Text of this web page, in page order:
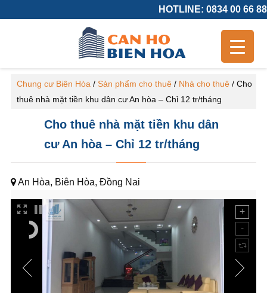
HOTLINE: 0834 00 66 88
Chung cư Biên Hòa / Sản phẩm cho thuê/ Nhà cho thuê/ Cho
thuê nhà mặt tiền khu dân cư An hòa – Chỉ 12 tr/tháng
Cho thuê nhà mặt tiền khu dân
cư An hòa – Chỉ 12 tr/tháng
An Hòa, Biên Hòa, Đồng Nai